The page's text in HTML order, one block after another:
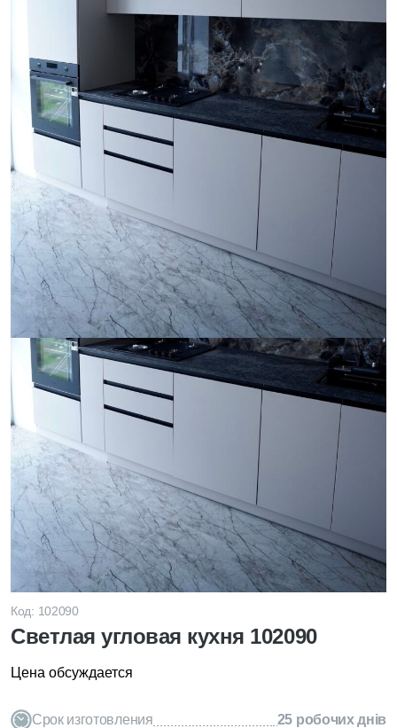
Код: 102090
Светлая угловая кухня 102090
Цена обсуждается
Срок изготовления
25 робочих днів